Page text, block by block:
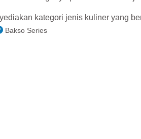
kategori jenis kuliner yang
Bakso Series